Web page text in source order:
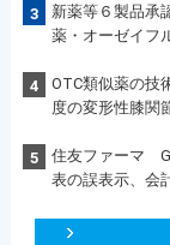
3
新薬等６製品承
薬・オーゼイフ
4
OTC類似薬の技
度の変形性膝関
5
住友ファーマ
表の誤表示、会